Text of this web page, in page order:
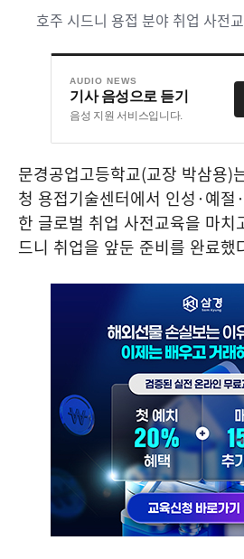
호주 시드니 용접 분야 취업 사전
AUDIO NEWS
기사 음성으로 듣기
음성 지원 서비스입니다.
문경공업고등학교(교장 박삼용)
청 용접기술센터에서 인성·예절·
한 글로벌 취업 사전교육을 마치
드니 취업을 앞둔 준비를 완료했